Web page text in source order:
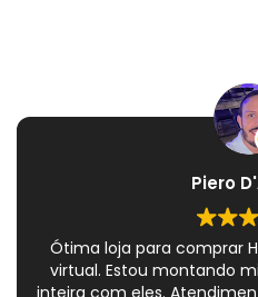
Piero
Ótima loja para comprar
virtual. Estou montando
inteira com eles.